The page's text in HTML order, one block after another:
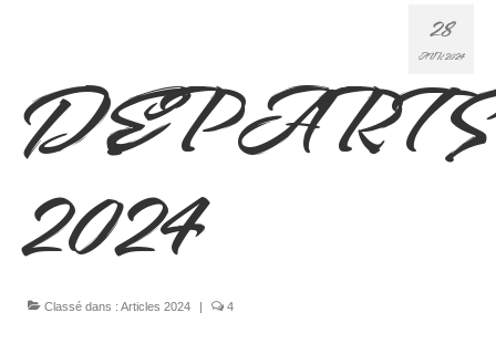
La Londe Les Maures
Actualités
28
AVR 2024
DEPARTS
2024
Classé dans : Articles 2024 | 4